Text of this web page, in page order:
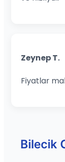
Zeynep T.
Fiyatlar
Bilecik